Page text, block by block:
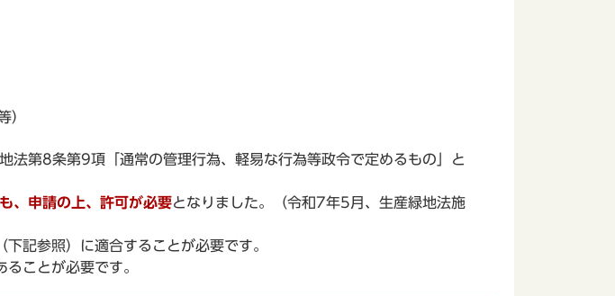
）
法第8条第9項「通常の管理行為、軽易な行為等政令で定めるもの」と
、申請の上、許可が必要となりました。（令和7年5月、生産緑地法施
記参照）に適合することが必要です。
ことが必要です。